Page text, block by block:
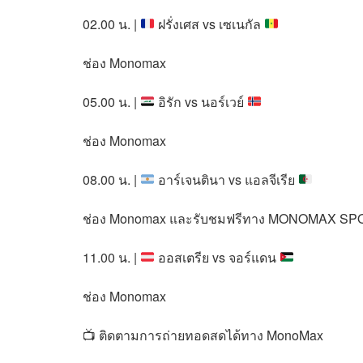
02.00 น. | ฝรั่งเศส vs เซเนกัล
ช่อง Monomax
05.00 น. | อิรัก vs นอร์เวย์
ช่อง Monomax
08.00 น. | อาร์เจนตินา vs แอลจีเรีย
ช่อง Monomax และรับชมฟรีทาง MONOMAX
11.00 น. | ออสเตรีย vs จอร์แดน
ช่อง Monomax
📺 ติดตามการถ่ายทอดสดได้ทาง MonoMax